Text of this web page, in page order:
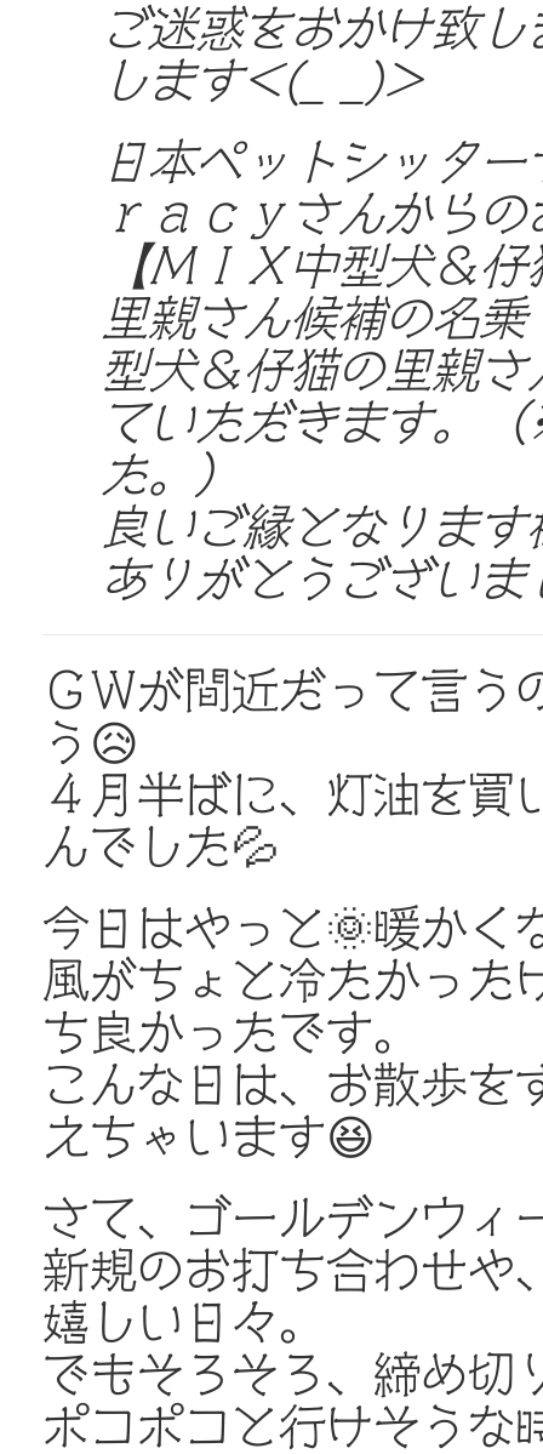
ご迷惑をおかけ致
します<(_ _)>
日本ペットシッタ
ｒａｃｙさんから
【ＭＩＸ中型犬＆
里親さん候補の名
型犬＆仔猫の里親
ていただきます。
た。）
良いご縁となります
ありがとうござい
ＧＷが間近だって言
う😥
４月半ばに、灯油を買
んでした💦
今日はやっと🌞暖かく
風がちょと冷たかった
ち良かったです。
こんな日は、お散歩を
えちゃいます😆
さて、ゴールデンウィ
新規のお打ち合わせや
嬉しい日々。
でもそろそろ、締め切
ポコポコと行けそうな